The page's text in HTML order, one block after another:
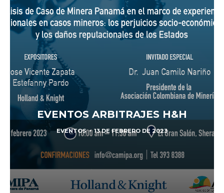
EVENTOS ARBITRAJES H&H
EVENTOS 13 DE FEBRERO DE 2023